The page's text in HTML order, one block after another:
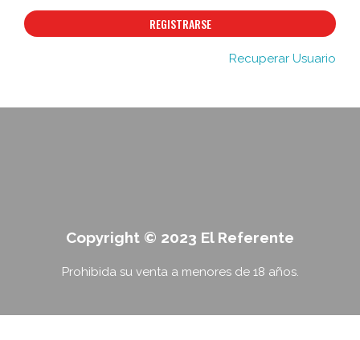
REGISTRARSE
Recuperar Usuario
Copyright © 2023 El Referente
Prohibida su venta a menores de 18 años.